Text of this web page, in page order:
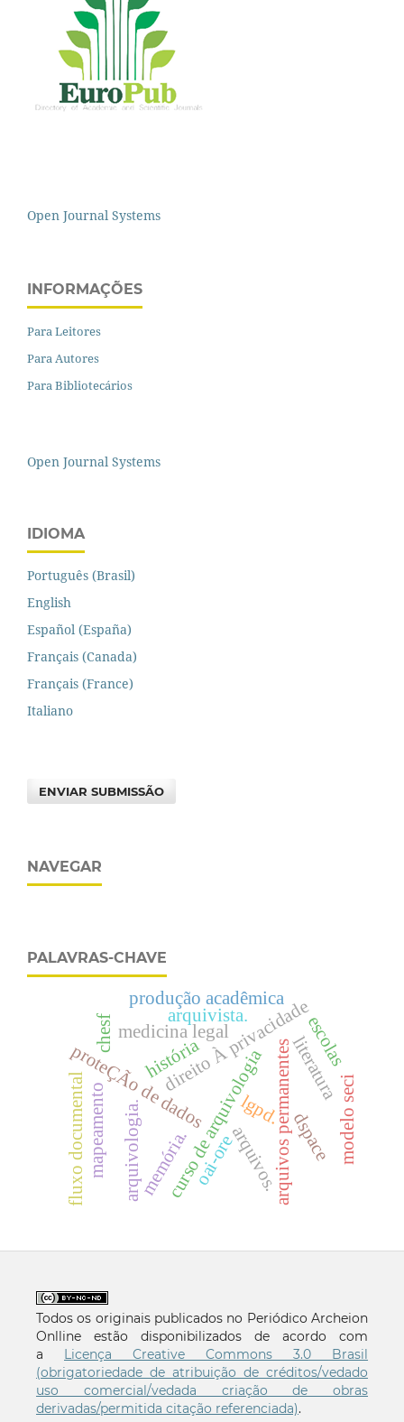
Open Journal Systems
INFORMAÇÕES
Para Leitores
Para Autores
Para Bibliotecários
Open Journal Systems
IDIOMA
Português (Brasil)
English
Español (España)
Français (Canada)
Français (France)
Italiano
ENVIAR SUBMISSÃO
NAVEGAR
PALAVRAS-CHAVE
curso de arquivologiaarquivos permanentes
proteÇÃo de dadosdireito À privacidade
lgpd.
produção acadêmica
mapeamento
literatura
arquivista.
arquivologia.memória.
escolas
modelo seci
medicina legal
fluxo documental arquivos.
chesf
história
dspace
oai-ore
Todos os originais publicados no Periódico Archeion
Onlline estão disponibilizados de acordo com
a Licença Creative Commons 3.0 Brasil
(obrigatoriedade de atribuição de créditos/vedado
uso comercial/vedada criação de obras
derivadas/permitida citação referenciada).